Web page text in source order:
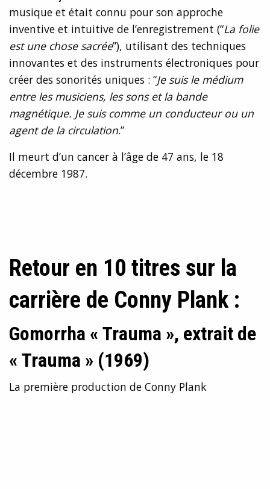
musique et était connu pour son approche
inventive et intuitive de l’enregistrement (“La folie
est une chose sacrée”), utilisant des techniques
innovantes et des instruments électroniques pour
créer des sonorités uniques : “Je suis le médium
entre les musiciens, les sons et la bande
magnétique. Je suis comme un conducteur ou un
agent de la circulation.”
Il meurt d’un cancer à l’âge de 47 ans, le 18
décembre 1987.
Retour en 10 titres sur la
carrière de Conny Plank :
Gomorrha « Trauma », extrait de
« Trauma » (1969)
La première production de Conny Plank